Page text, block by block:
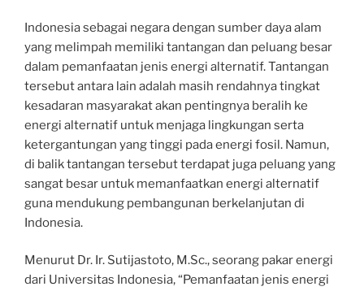
Indonesia sebagai negara dengan sumber daya alam
yang melimpah memiliki tantangan dan peluang besar
dalam pemanfaatan jenis energi alternatif. Tantangan
tersebut antara lain adalah masih rendahnya tingkat
kesadaran masyarakat akan pentingnya beralih ke
energi alternatif untuk menjaga lingkungan serta
ketergantungan yang tinggi pada energi fosil. Namun,
di balik tantangan tersebut terdapat juga peluang yang
sangat besar untuk memanfaatkan energi alternatif
guna mendukung pembangunan berkelanjutan di
Indonesia.
Menurut Dr. Ir. Sutijastoto, M.Sc., seorang pakar energi
dari Universitas Indonesia, “Pemanfaatan jenis energi